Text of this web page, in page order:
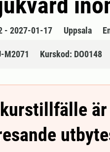
- 2027-01-17 Uppsala
M2071 Kurskod: DO0148
är